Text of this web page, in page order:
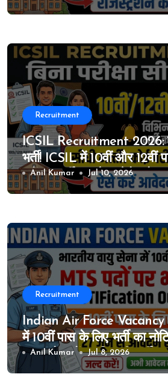
जुलाई से ऑनलाइन आवेदन शुरू
Recruitment
ICSIL Recruitment 2026:
भर्ती! ICSIL में 10वीं और 12वीं
पदों पर भर्ती का मौका, ऐसे करे
Anil Kumar Jul 10, 2026
Recruitment
Indian Air Force Vacancy
में 10वीं पास के लिए भर्ती का
MTS के पदों पर निकली
शुरू
Anil Kumar Jul 8, 2026